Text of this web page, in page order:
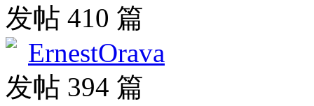
发帖 410 篇
ErnestOrava
发帖 394 篇